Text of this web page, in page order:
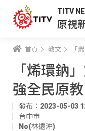
TITV
原視
首頁 教文 「
「烯環鈉
強全民原教
發布：2023-05-03
台中市
No(林遠沖)